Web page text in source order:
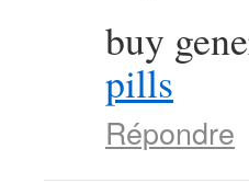
buy
pills
Répondre